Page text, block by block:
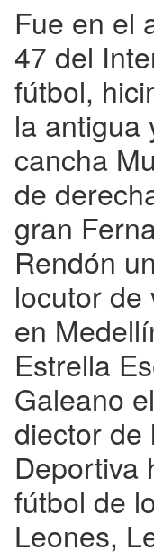
Fue en el
47 del
fútbol,
la antigua
cancha
de
gran
Rendón
locutor de
en
Estrella
Galeano
diector de
Deportiva
fútbol de
Leones,